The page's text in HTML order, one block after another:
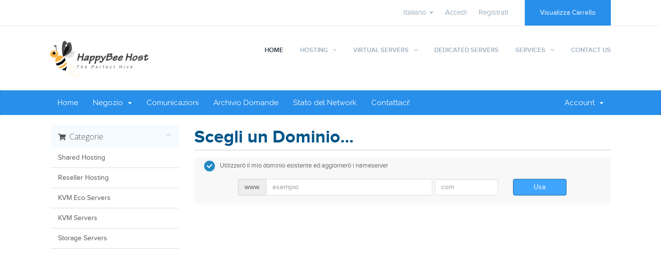
Italiano Accedi Registrati Visualizza Carrello
HOME HOSTING VIRTUAL SERVERS DEDICATED SERVERS SERVICES CONTACT US
Home Negozio Comunicazioni Archivio Domande Stato del Network Contattaci! Account
Categorie
Shared Hosting
Reseller Hosting
KVM Eco Servers
KVM Servers
Storage Servers
Scegli un Dominio...
Utilizzerò il mio dominio esistente ed aggiornerò i nameserver
www. Usa